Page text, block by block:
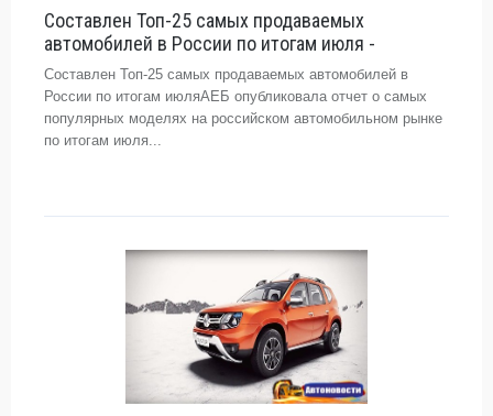
Составлен Топ-25 самых продаваемых
автомобилей в России по итогам июля -
Составлен Топ-25 самых продаваемых автомобилей в
России по итогам июляАЕБ опубликовала отчет о самых
популярных моделях на российском автомобильном рынке
по итогам июля...